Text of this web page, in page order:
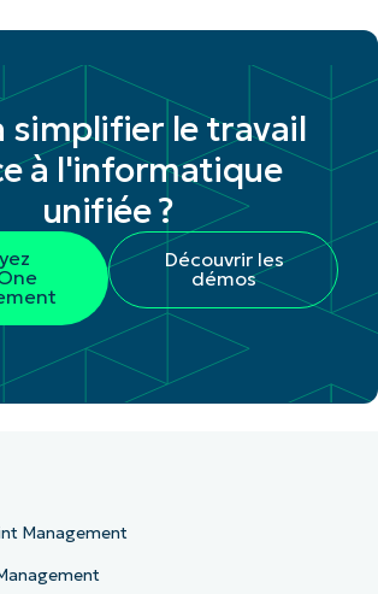
simplifier le travail
à l'informatique
unifiée ?
Découvrir les
démos
Management